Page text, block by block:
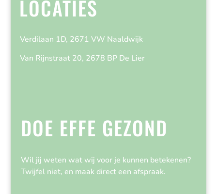
LOCATIES
Verdilaan 1D, 2671 VW Naaldwijk
Van Rijnstraat 20, 2678 BP De Lier
DOE EFFE GEZOND
Wil jij weten wat wij voor je kunnen betekenen?
Twijfel niet, en maak direct een afspraak.